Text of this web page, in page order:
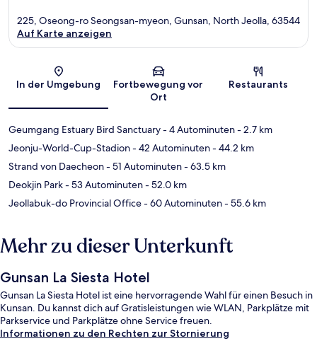
Karte
225, Oseong-ro Seongsan-myeon, Gunsan, North Jeolla, 63544
Auf Karte anzeigen
In der Umgebung
Fortbewegung vor
Ort
Restaurants
Geumgang Estuary Bird Sanctuary- 4 Autominuten- 2.7 km
Jeonju-World-Cup-Stadion- 42 Autominuten- 44.2 km
Strand von Daecheon- 51 Autominuten- 63.5 km
Deokjin Park- 53 Autominuten- 52.0 km
Jeollabuk-do Provincial Office- 60 Autominuten- 55.6 km
Mehr zu dieser Unterkunft
Gunsan La Siesta Hotel
Gunsan La Siesta Hotel ist eine hervorragende Wahl für einen Besuch in
Kunsan. Du kannst dich auf Gratisleistungen wie WLAN, Parkplätze mit
Parkservice und Parkplätze ohne Service freuen.
Informationen zu den Rechten zur Stornierung